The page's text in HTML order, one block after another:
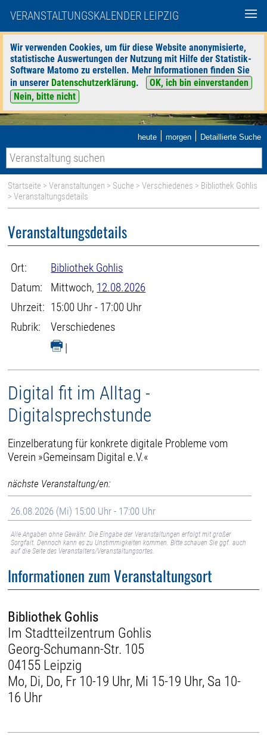
VERANSTALTUNGSKALENDER LEIPZIG
Wir verwenden Cookies, um für diese Website anonymisierte,
statistische Auswertungen der Nutzung mit Hilfe der Statistik-
Software Matomo zu erstellen. Mehr Informationen finden Sie
in unserer Datenschutzerklärung.
OK, ich bin einverstanden
Nein, bitte nicht
heute | morgen | Detaillierte Suche
Startseite >Veranstaltungen > Suche >Verschiedenes > Bibliothek Gohlis
> Veranstaltungsdetails
Veranstaltungsdetails
Ort:
Bibliothek Gohlis
Datum:
Mittwoch, 12.08.2026
Uhrzeit: 15:00 Uhr - 17:00 Uhr
Rubrik:
Verschiedenes
|
Digital fit im Alltag -
Digitalsprechstunde
Einzelberatung für konkrete digitale Probleme vom
Verein »Gemeinsam Digital e.V.«
nächste Veranstaltung/en:
26.08.2026 (Mi) 15:00 Uhr - 17:00 Uhr
Alle Angaben ohne Gewähr. Die Eingabe der Veranstaltungen erfolgt mit großer
Sorgfalt. Dennoch kann es zu Unstimmigkeiten kommen. Bitte schauen Sie ggf. auch
auf die Seite des Veranstalters/Veranstaltungsortes.
Informationen zum Veranstaltungsort
Bibliothek Gohlis
Im Stadtteilzentrum Gohlis
Georg-Schumann-Str. 105
04155 Leipzig
Mo, Di, Do, Fr 10-19 Uhr, Mi 15-19 Uhr, Sa 10-
16 Uhr